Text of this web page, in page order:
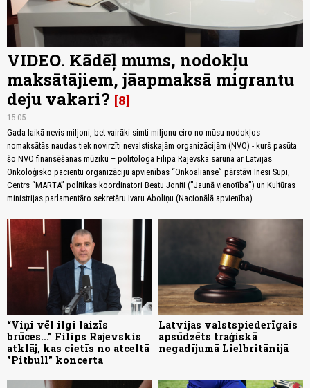
VIDEO. Kādēļ mums, nodokļu
maksātājiem, jāapmaksā migrantu
deju vakari? 8
15:05
Gada laikā nevis miljoni, bet vairāki simti miljonu eiro no mūsu nodokļos
nomaksātās naudas tiek novirzīti nevalstiskajām organizācijām (NVO) - kurš pasūta
šo NVO finansēšanas mūziku – politologa Filipa Rajevska saruna ar Latvijas
Onkoloģisko pacientu organizāciju apvienības “Onkoalianse” pārstāvi Inesi Supi,
Centrs “MARTA” politikas koordinatori Beatu Joniti ("Jaunā vienotība") un Kultūras
ministrijas parlamentāro sekretāru Ivaru Āboliņu (Nacionālā apvienība).
“Viņi vēl ilgi laizīs
brūces...” Filips Rajevskis
atklāj, kas cietīs no atceltā
"Pitbull" koncerta
Latvijas valstspiederīgais
apsūdzēts traģiskā
negadījumā Lielbritānijā